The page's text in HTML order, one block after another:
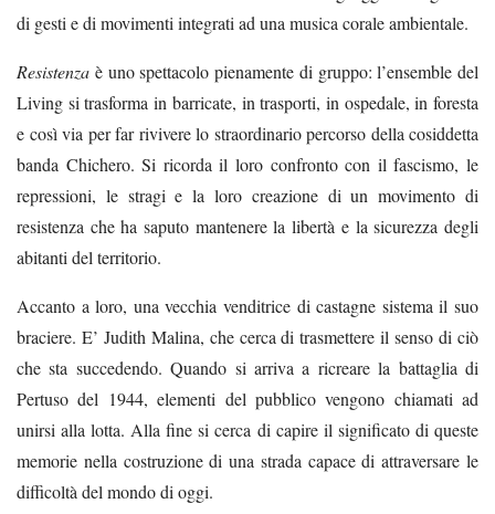
di gesti e di movimenti integrati ad una musica corale ambientale.
Resistenza è uno spettacolo pienamente di gruppo: l’ensemble del
Living si trasforma in barricate, in trasporti, in ospedale, in foresta
e così via per far rivivere lo straordinario percorso della cosiddetta
banda Chichero. Si ricorda il loro confronto con il fascismo, le
repressioni, le stragi e la loro creazione di un movimento di
resistenza che ha saputo mantenere la libertà e la sicurezza degli
abitanti del territorio.
Accanto a loro, una vecchia venditrice di castagne sistema il suo
braciere. E’ Judith Malina, che cerca di trasmettere il senso di ciò
che sta succedendo. Quando si arriva a ricreare la battaglia di
Pertuso del 1944, elementi del pubblico vengono chiamati ad
unirsi alla lotta. Alla fine si cerca di capire il significato di queste
memorie nella costruzione di una strada capace di attraversare le
difficoltà del mondo di oggi.